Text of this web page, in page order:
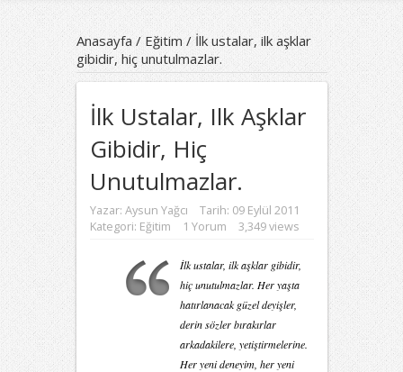
Anasayfa / Eğitim/İlk ustalar, ilk aşklar
gibidir, hiç unutulmazlar.
İlk Ustalar, Ilk Aşklar
Gibidir, Hiç
Unutulmazlar.
Yazar: Aysun Yağcı
Tarih: 09 Eylül 2011
Kategori: Eğitim 1 Yorum 3,349 views
İlk ustalar, ilk aşklar gibidir,
hiç unutulmazlar. Her yaşta
hatırlanacak güzel deyişler,
derin sözler bırakırlar
arkadakilere, yetiştirmelerine.
Her yeni deneyim, her yeni